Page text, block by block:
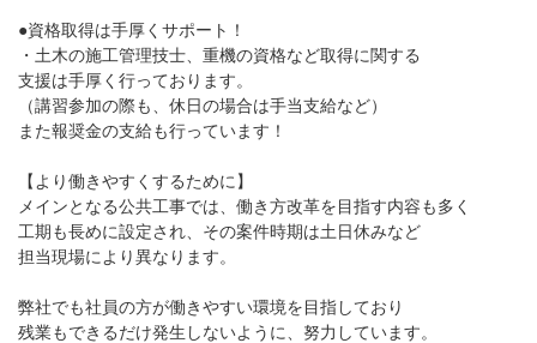
●資格取得は手厚くサポート！
・土木の施工管理技士、重機の資格など取得に関する
支援は手厚く行っております。
（講習参加の際も、休日の場合は手当支給など）
また報奨金の支給も行っています！
【より働きやすくするために】
メインとなる公共工事では、働き方改革を目指す内容も多く
工期も長めに設定され、その案件時期は土日休みなど
担当現場により異なります。
弊社でも社員の方が働きやすい環境を目指しており
残業もできるだけ発生しないように、努力しています。